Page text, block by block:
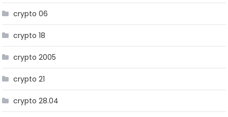
crypto 06
crypto 18
crypto 2005
crypto 21
crypto 28.04